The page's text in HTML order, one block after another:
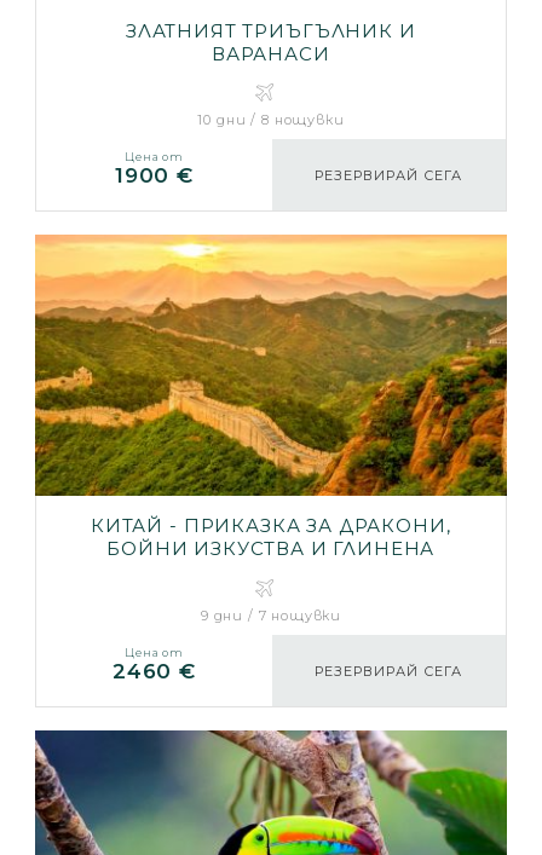
ЗЛАТНИЯТ ТРИЪГЪЛНИК И
ВАРАНАСИ
10 дни / 8 нощувки
Цена от
1900 € РЕЗЕРВИРАЙ СЕГА
КИТАЙ - ПРИКАЗКА ЗА ДРАКОНИ,
БОЙНИ ИЗКУСТВА И ГЛИНЕНА
9 дни / 7 нощувки
Цена от
2460 € РЕЗЕРВИРАЙ СЕГА